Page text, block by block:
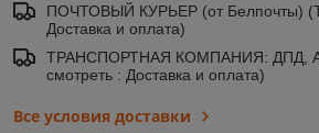
ПОЧТОВЫЙ КУРЬЕР (от Белпочты)
Доставка и оплата)
ТРАНСПОРТНАЯ КОМПАНИЯ: ДПД,
смотреть : Доставка и оплата)
Все условия доставки